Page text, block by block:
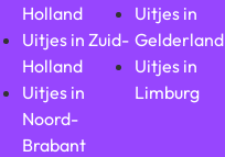
Holland
Uitjes in Zuid-
Holland
Uitjes in
Noord-
Brabant
Uitjes in
Gelderland
Uitjes in
Limburg